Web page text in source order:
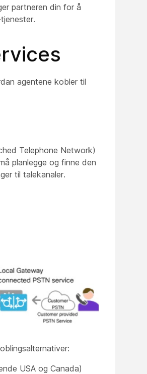
partneren din for å
agentene kobler til
Telephone Network)
planlegge og finne den
til talekanaler.
USA og Canada)